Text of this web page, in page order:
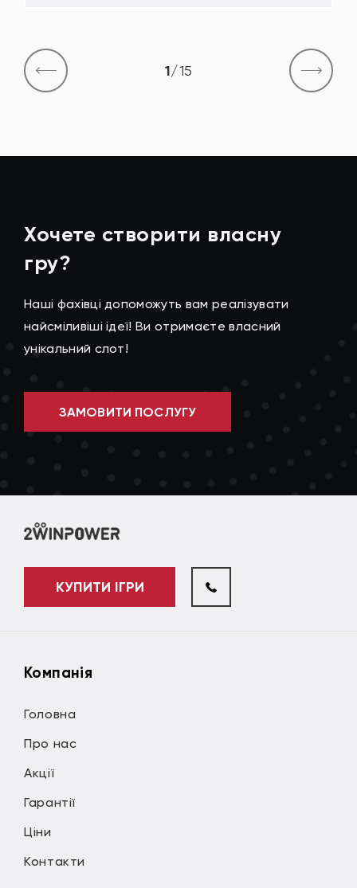
1/15
Хочете створити власну
гру?
Наші фахівці допоможуть вам реалізувати
найсміливіші ідеї! Ви отримаєте власний
унікальний слот!
ЗАМОВИТИ ПОСЛУГУ
КУПИТИ ІГРИ
Компанія
Головна
Про нас
Акції
Гарантії
Ціни
Контакти